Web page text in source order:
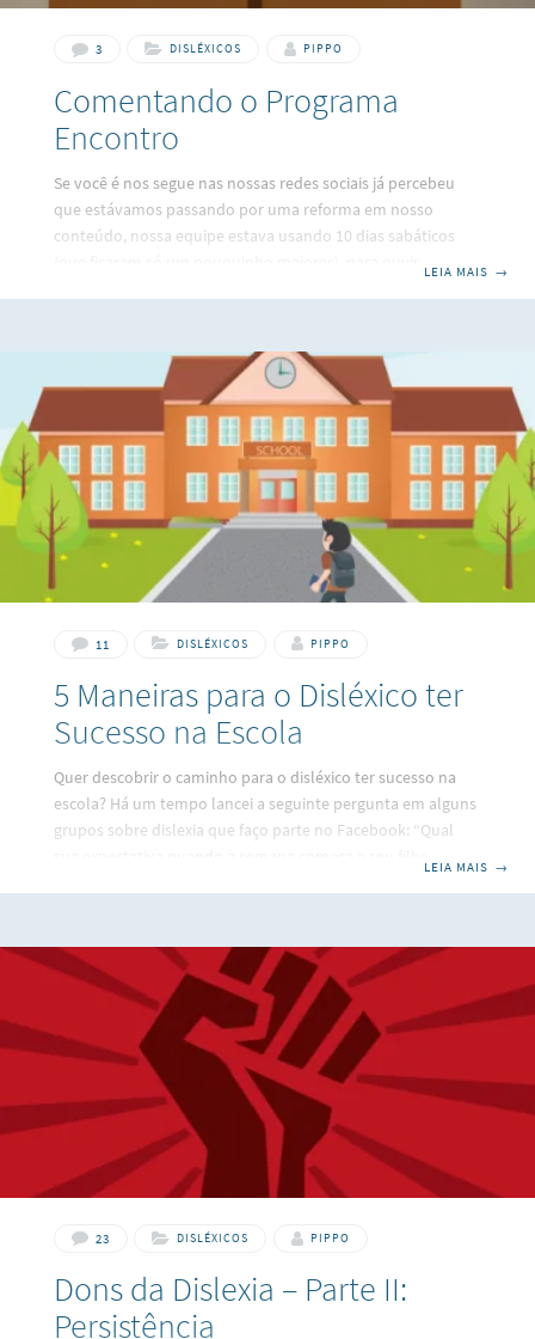
3 DISLÉXICOS PIPPO
Comentando o Programa
Encontro
Se você é nos segue nas nossas redes sociais já percebeu
que estávamos passando por uma reforma em nosso
conteúdo, nossa equipe estava usando 10 dias sabáticos
sendo um dos conteúdos mais compartilhados: o Programa
Encontro com Fátima Bernardes, exibido no dia 14 de abril,
que tratava justamente de… dislexia. Assim como muita
LEIA MAIS →
11 DISLÉXICOS PIPPO
5 Maneiras para o Disléxico ter
Sucesso na Escola
Quer descobrir o caminho para o disléxico ter sucesso na
escola? Há um tempo lancei a seguinte pergunta em alguns
grupos sobre dislexia que faço parte no Facebook: “Qual
pessoas com pensamento muito positivo e animado, mas
não representam nenhum pouco a maioria. Grande parte
do número de comentários rolava entre “Ah não, tudo
LEIA MAIS →
23 DISLÉXICOS PIPPO
Dons da Dislexia – Parte II:
Persistência